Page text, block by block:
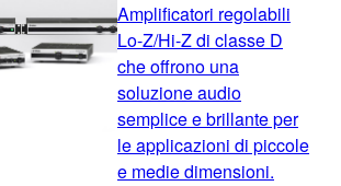
Amplificatori regolabili
Lo-Z/Hi-Z di classe D
che offrono una
soluzione audio
semplice e brillante per
le applicazioni di piccole
e medie dimensioni.